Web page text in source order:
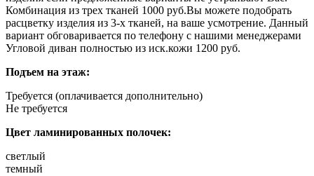
Комбинация из трех тканей 1000 руб.Вы можете подобрать
расцветку изделия из 3-х тканей, на ваше усмотрение. Данный
вариант обговаривается по телефону с нашими менеджерами
Угловой диван полностью из иск.кожи 1200 руб.
Подъем на этаж:
Требуется (оплачивается дополнительно)
Не требуется
Цвет ламинированных полочек:
светлый
темный